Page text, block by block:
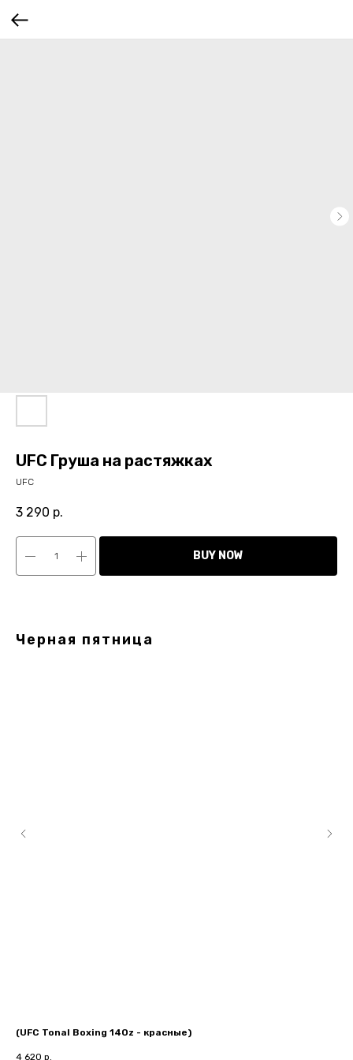
UFC Груша на растяжках
UFC
3 290 р.
BUY NOW
Черная пятница
(UFC Tonal Boxing 14Oz - красные)
4 620 р.